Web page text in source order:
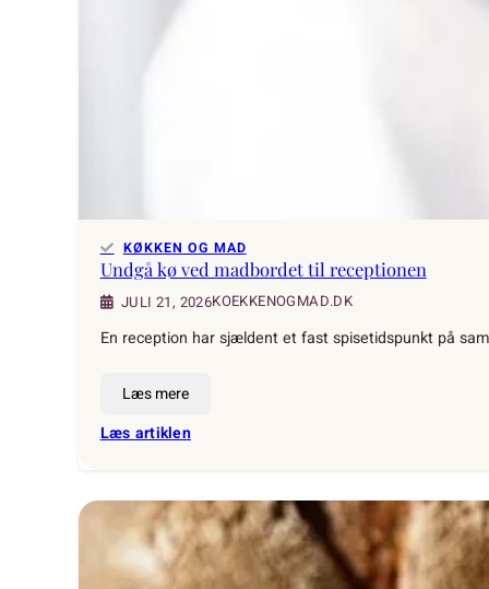
KØKKEN OG MAD
Undgå kø ved madbordet til receptionen
JULI 21, 2026KOEKKENOGMAD.DK
En reception har sjældent et fast spisetidspunkt på
Læs mere
Læs artiklen:
ved
madbordet
til
receptionen